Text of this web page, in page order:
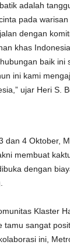
adalah
pada
dengan
khas
baik ini
ini kami
ujar Heri S.
dan 4 Oktober,
membuat
dengan
Klaster
tamu sangat
ini,